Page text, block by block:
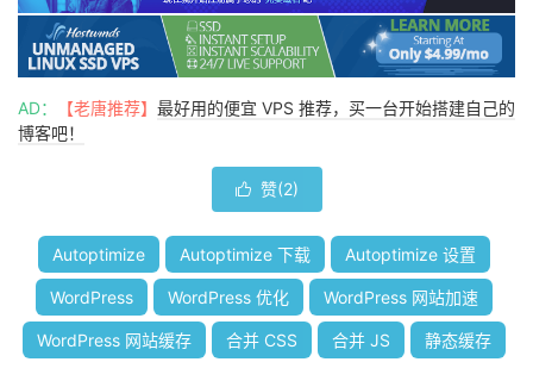
AD： 【老唐推荐】 最好用的便宜 VPS 推荐，买一台开始搭建自己的
博客吧！
 赞(2)
Autoptimize Autoptimize 下载 Autoptimize 设置
WordPress WordPress 优化 WordPress 网站加速
WordPress 网站缓存 合并 CSS 合并 JS 静态缓存